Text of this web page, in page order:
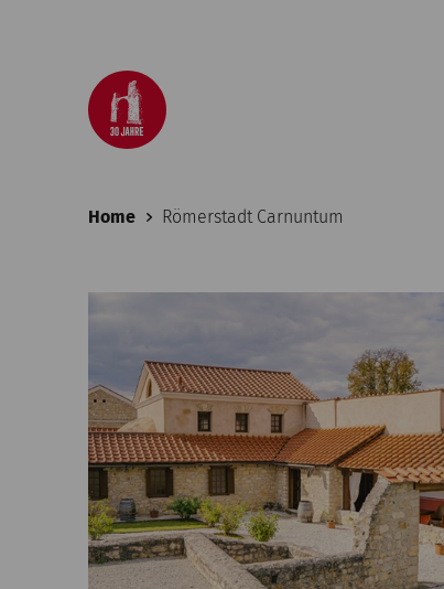
Home Römerstadt Carnuntum